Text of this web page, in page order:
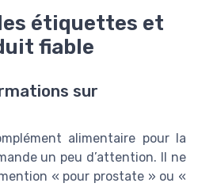
étiquettes et
fiable
sur
alimentaire pour la
un peu d’attention. Il ne
« pour prostate » ou «